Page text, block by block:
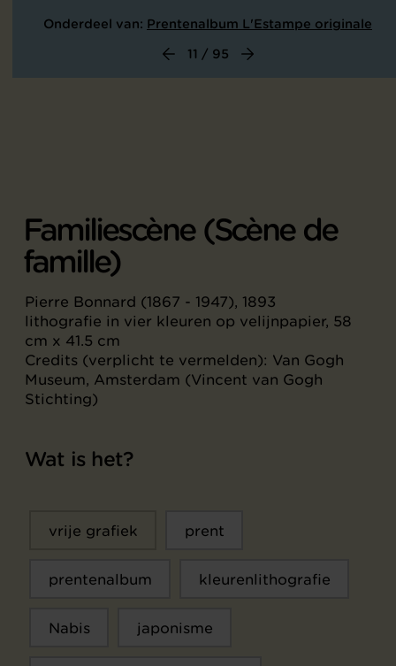
Onderdeel van: Prentenalbum L'Estampe originale
11 / 95
Familiescène (Scène de
famille)
Pierre Bonnard (1867 - 1947), 1893
lithografie in vier kleuren op velijnpapier, 58
cm x 41.5 cm
Credits (verplicht te vermelden): Van Gogh
Museum, Amsterdam (Vincent van Gogh
Stichting)
Wat is het?
vrije grafiek prent
prentenalbum kleurenlithografie
Nabis japonisme